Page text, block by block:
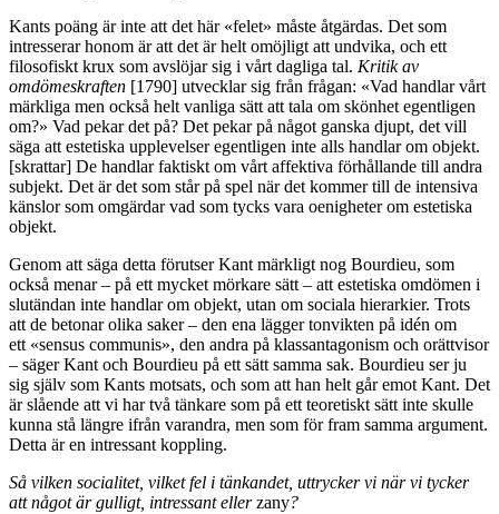
Kants poäng är inte att det här «felet» måste åtgärdas. Det som
intresserar honom är att det är helt omöjligt att undvika, och ett
filosofiskt krux som avslöjar sig i vårt dagliga tal. Kritik av
omdömeskraften [1790] utvecklar sig från frågan: «Vad handlar vårt
märkliga men också helt vanliga sätt att tala om skönhet egentligen
om?» Vad pekar det på? Det pekar på något ganska djupt, det vill
säga att estetiska upplevelser egentligen inte alls handlar om objekt.
[skrattar] De handlar faktiskt om vårt affektiva förhållande till andra
subjekt. Det är det som står på spel när det kommer till de intensiva
känslor som omgärdar vad som tycks vara oenigheter om estetiska
objekt.
Genom att säga detta förutser Kant märkligt nog Bourdieu, som
också menar – på ett mycket mörkare sätt – att estetiska omdömen i
slutändan inte handlar om objekt, utan om sociala hierarkier. Trots
att de betonar olika saker – den ena lägger tonvikten på idén om
ett «sensus communis», den andra på klassantagonism och orättvisor
– säger Kant och Bourdieu på ett sätt samma sak. Bourdieu ser ju
sig själv som Kants motsats, och som att han helt går emot Kant. Det
är slående att vi har två tänkare som på ett teoretiskt sätt inte skulle
kunna stå längre ifrån varandra, men som för fram samma argument.
Detta är en intressant koppling.
Så vilken socialitet, vilket fel i tänkandet, uttrycker vi när vi tycker
att något är gulligt, intressant ellerzany?